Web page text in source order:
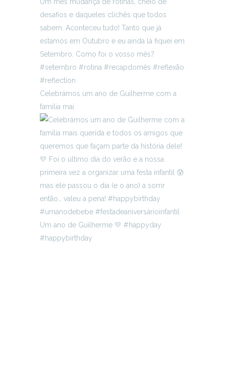
Celebrámos um ano de Guilherme com a
família mai
Um ano de Guilherme 💛 #happyday
#happybirthday